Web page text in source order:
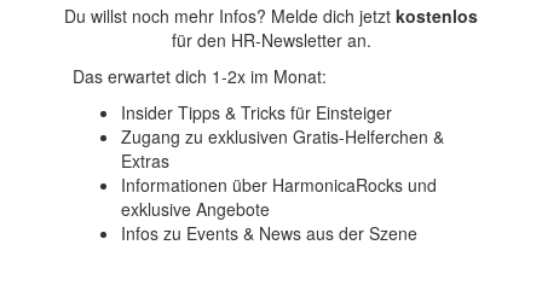
Du willst noch mehr Infos? Melde dich jetzt kostenlos
für den HR-Newsletter an.
Das erwartet dich 1-2x im Monat:
Insider Tipps & Tricks für Einsteiger
Zugang zu exklusiven Gratis-Helferchen &
Extras
Informationen über HarmonicaRocks und
exklusive Angebote
Infos zu Events & News aus der Szene